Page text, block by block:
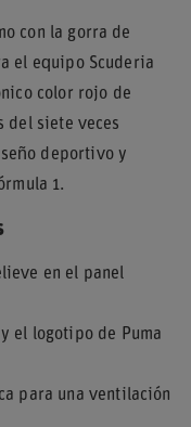
con la gorra de
el equipo Scuderia
color rojo de
del siete veces
deportivo y
1.
en el panel
y el logotipo de Puma
para una ventilación